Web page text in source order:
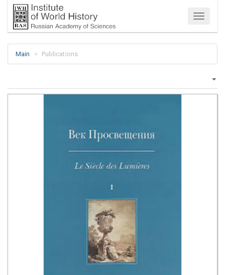
Menu
Main Publications